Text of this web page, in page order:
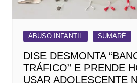
ABUSO INFANTIL SUMARÉ
DISE DESMONTA
TRÁFICO” E PRENDE
USAR ADOLESCENTE